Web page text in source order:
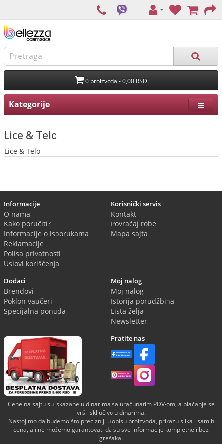
0 proizvoda - 0,00 RSD
Kategorije
Lice & Telo
Lice & Telo
Informacije
O nama
Kako poručiti?
Informacije o isporukama
Reklamacije
Polisa privatnosti
Uslovi korišćenja
Korisnički servis
Kontakt
Povraćaj robe
Mapa sajta
Dodaci
Brendovi
Poklon vaučeri
Specijalna ponuda
Moj nalog
Moj nalog
Istorija porudžbina
Lista želja
Newsletter
Pratite nas
Cene na sajtu su iskazane u dinarima sa uračunatim PDV-om, a plaćanje se
vrši isključivo u dinarima.
Nastojimo da budemo što precizniji u opisu proizvoda, prikazu slika i samih
cena, ali ne možemo garantovati da su sve informacije kompletne i bez
grešaka.